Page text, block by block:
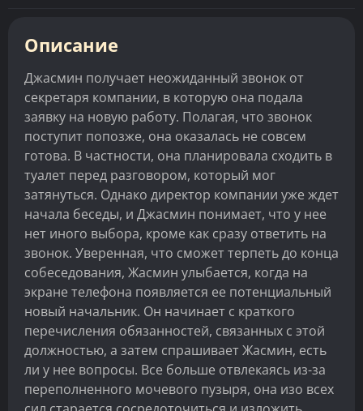
Описание
Джасмин получает неожиданный звонок от
секретаря компании, в которую она подала
заявку на новую работу. Полагая, что звонок
поступит попозже, она оказалась не совсем
готова. В частности, она планировала сходить в
туалет перед разговором, который мог
затянуться. Однако директор компании уже ждет
начала беседы, и Джасмин понимает, что у нее
нет иного выбора, кроме как сразу ответить на
звонок. Уверенная, что сможет терпеть до конца
собеседования, Жасмин улыбается, когда на
экране телефона появляется ее потенциальный
новый начальник. Он начинает с краткого
перечисления обязанностей, связанных с этой
должностью, а затем спрашивает Жасмин, есть
ли у нее вопросы. Все больше отвлекаясь из-за
переполненного мочевого пузыря, она изо всех